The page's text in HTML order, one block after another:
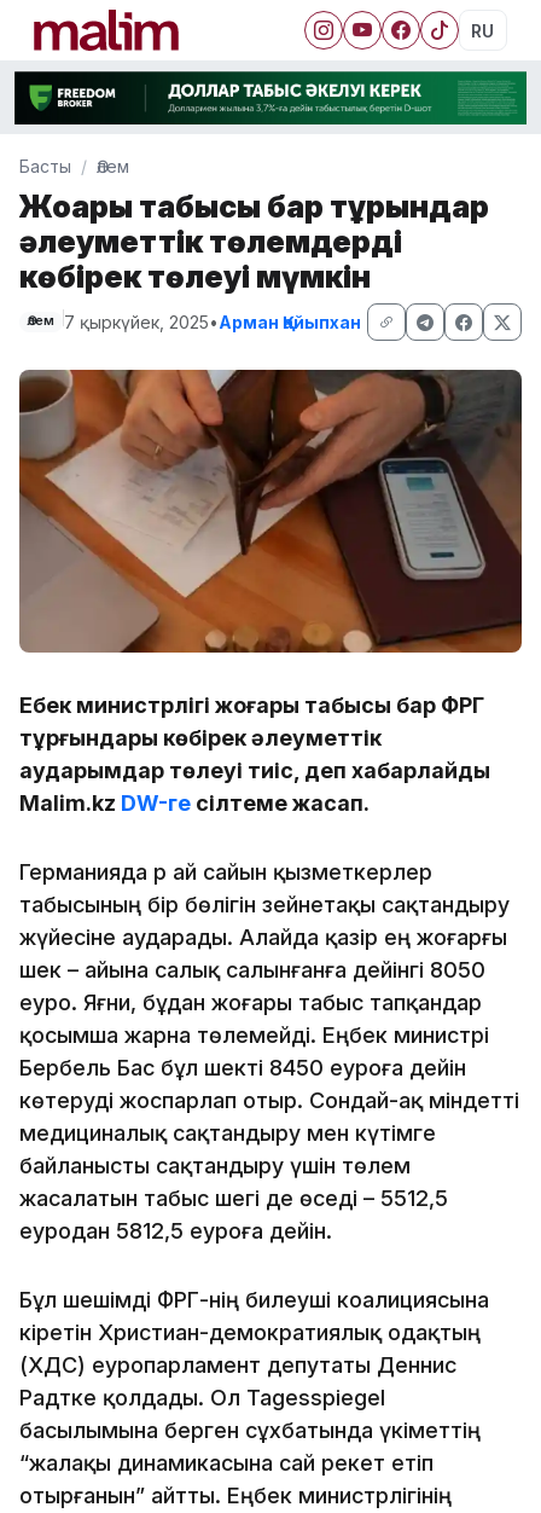
RU
Басты Әлем
Жоғары табысы бар тұрғындар
әлеуметтік төлемдерді
көбірек төлеуі мүмкін
Әлем 7 қыркүйек, 2025•Арман Қайыпхан
Еңбек министрлігі жоғары табысы бар ФРГ
тұрғындары көбірек әлеуметтік
аударымдар төлеуі тиіс, деп хабарлайды
Malim.kz DW-ге сілтеме жасап.
Германияда әр ай сайын қызметкерлер
табысының бір бөлігін зейнетақы сақтандыру
жүйесіне аударады. Алайда қазір ең жоғарғы
шек – айына салық салынғанға дейінгі 8050
еуро. Яғни, бұдан жоғары табыс тапқандар
қосымша жарна төлемейді. Еңбек министрі
Бербель Бас бұл шекті 8450 еуроға дейін
көтеруді жоспарлап отыр. Сондай-ақ міндетті
медициналық сақтандыру мен күтімге
байланысты сақтандыру үшін төлем
жасалатын табыс шегі де өседі – 5512,5
еуродан 5812,5 еуроға дейін.
Бұл шешімді ФРГ-нің билеуші коалициясына
кіретін Христиан-демократиялық одақтың
(ХДС) еуропарламент депутаты Деннис
Радтке қолдады. Ол Tagesspiegel
басылымына берген сұхбатында үкіметтің
“жалақы динамикасына сай әрекет етіп
отырғанын” айтты. Еңбек министрлігінің